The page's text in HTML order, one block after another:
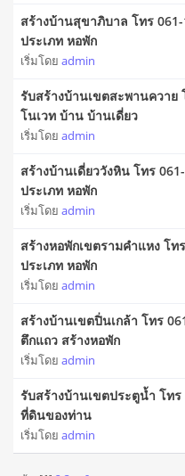
สร้างบ้านสุขาภิบาล โทร
ประเภท หอพัก
เริ่มโดย admin
รับสร้างบ้านเขตสะพานควาย
โนเวท บ้าน บ้านเดี่ยว
เริ่มโดย admin
สร้างบ้านเดี่ยววังหิน โทร
ประเภท หอพัก
เริ่มโดย admin
สร้างหอพักเขตรามคำแหง โท
ประเภท หอพัก
เริ่มโดย admin
สร้างบ้านเขตปิ่นเกล้า โทร
ตึกแถว สร้างหอพัก
เริ่มโดย admin
รับสร้างบ้านเขตประตูน้ำ โท
ที่ดินของท่าน
เริ่มโดย admin